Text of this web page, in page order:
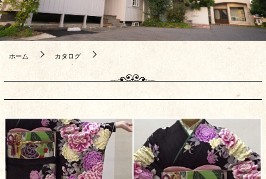
ホーム カタログ